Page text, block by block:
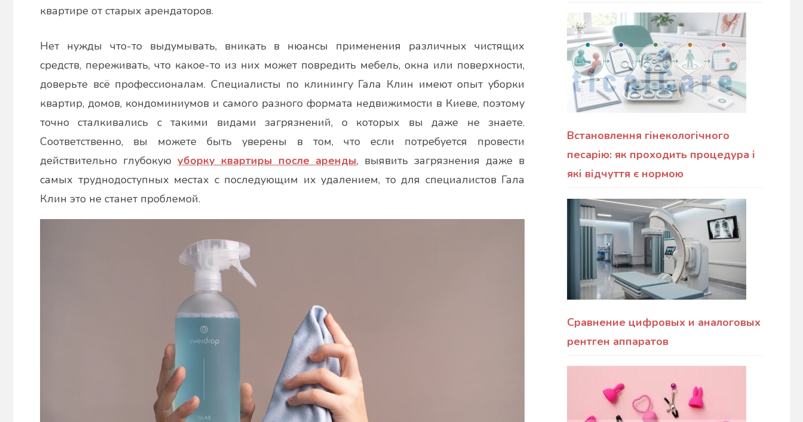
квартире от старых арендаторов.
Нет нужды что-то выдумывать, вникать в нюансы применения различных чистящих
средств, переживать, что какое-то из них может повредить мебель, окна или поверхности,
доверьте всё профессионалам. Специалисты по клинингу Гала Клин имеют опыт уборки
квартир, домов, кондоминиумов и самого разного формата недвижимости в Киеве, поэтому
точно сталкивались с такими видами загрязнений, о которых вы даже не знаете.
Соответственно, вы можете быть уверены в том, что если потребуется провести
действительно глубокую уборку квартиры после аренды, выявить загрязнения даже в
самых труднодоступных местах с последующим их удалением, то для специалистов Гала
Клин это не станет проблемой.
Встановлення гінекологічного
песарію: як проходить процедура і
які відчуття є нормою
Сравнение цифровых и аналоговых
рентген аппаратов